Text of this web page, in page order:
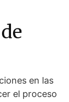
en las
el proceso